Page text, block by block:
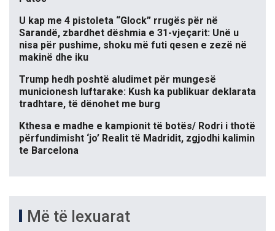
U kap me 4 pistoleta “Glock” rrugës për në
Sarandë, zbardhet dëshmia e 31-vjeçarit: Unë u
nisa për pushime, shoku më futi qesen e zezë në
makinë dhe iku
Trump hedh poshtë aludimet për mungesë
municionesh luftarake: Kush ka publikuar deklarata
tradhtare, të dënohet me burg
Kthesa e madhe e kampionit të botës/ Rodri i thotë
përfundimisht ‘jo’ Realit të Madridit, zgjodhi kalimin
te Barcelona
Më të lexuarat